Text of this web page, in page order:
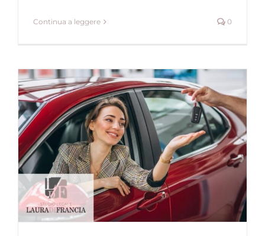
Continua a leggere 0